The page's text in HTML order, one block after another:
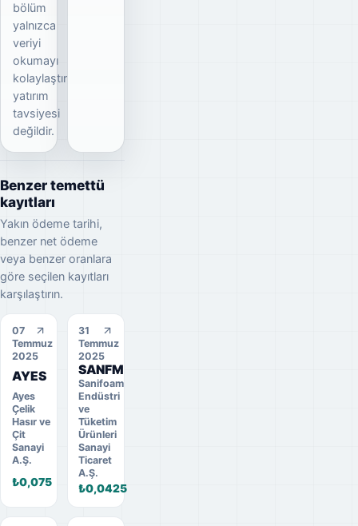
bölüm
yalnızca
veriyi
okumayı
kolaylaştırır;
yatırım
tavsiyesi
değildir.
Benzer temettü
kayıtları
Yakın ödeme tarihi,
benzer net ödeme
veya benzer oranlara
göre seçilen kayıtları
karşılaştırın.
07
Temmuz
2025
AYES
Ayes
Çelik
Hasır ve
Çit
Sanayi
A.Ş.
₺0,075
31
Temmuz
2025
SANFM
Sanifoam
Endüstri
ve
Tüketim
Ürünleri
Sanayi
Ticaret
A.Ş.
₺0,0425